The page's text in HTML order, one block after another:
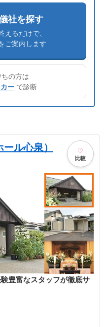
社を探す
るだけで、
ご案内します
の方は
ー で診断
ル心泉）
比較
豊富なスタッフが徹底サ